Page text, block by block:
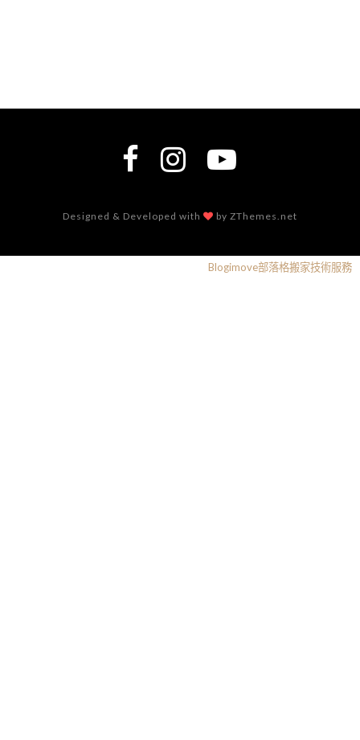
Designed & Developed with by ZThemes.net
Blogimove部落格搬家技術服務